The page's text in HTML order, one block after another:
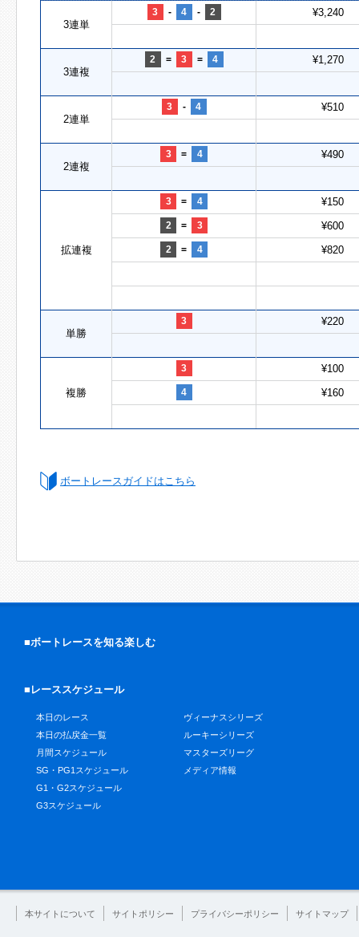
3連単
3 - 4 - 2 ¥3,240
3連複
2 = 3 = 4 ¥1,270
2連単
3 - 4 ¥510
2連複
3 = 4 ¥490
拡連複
3 = 4 ¥150
2 = 3 ¥600
2 = 4 ¥820
単勝
3 ¥220
複勝
3 ¥100
4 ¥160
ボートレースガイドはこちら
■ボートレースを知る楽しむ
■レーススケジュール
本日のレース
本日の払戻金一覧
月間スケジュール
SG・PG1スケジュール
G1・G2スケジュール
G3スケジュール
ヴィーナスシリーズ
ルーキーシリーズ
マスターズリーグ
メディア情報
本サイトについて サイトポリシー プライバシーポリシー サイトマップ